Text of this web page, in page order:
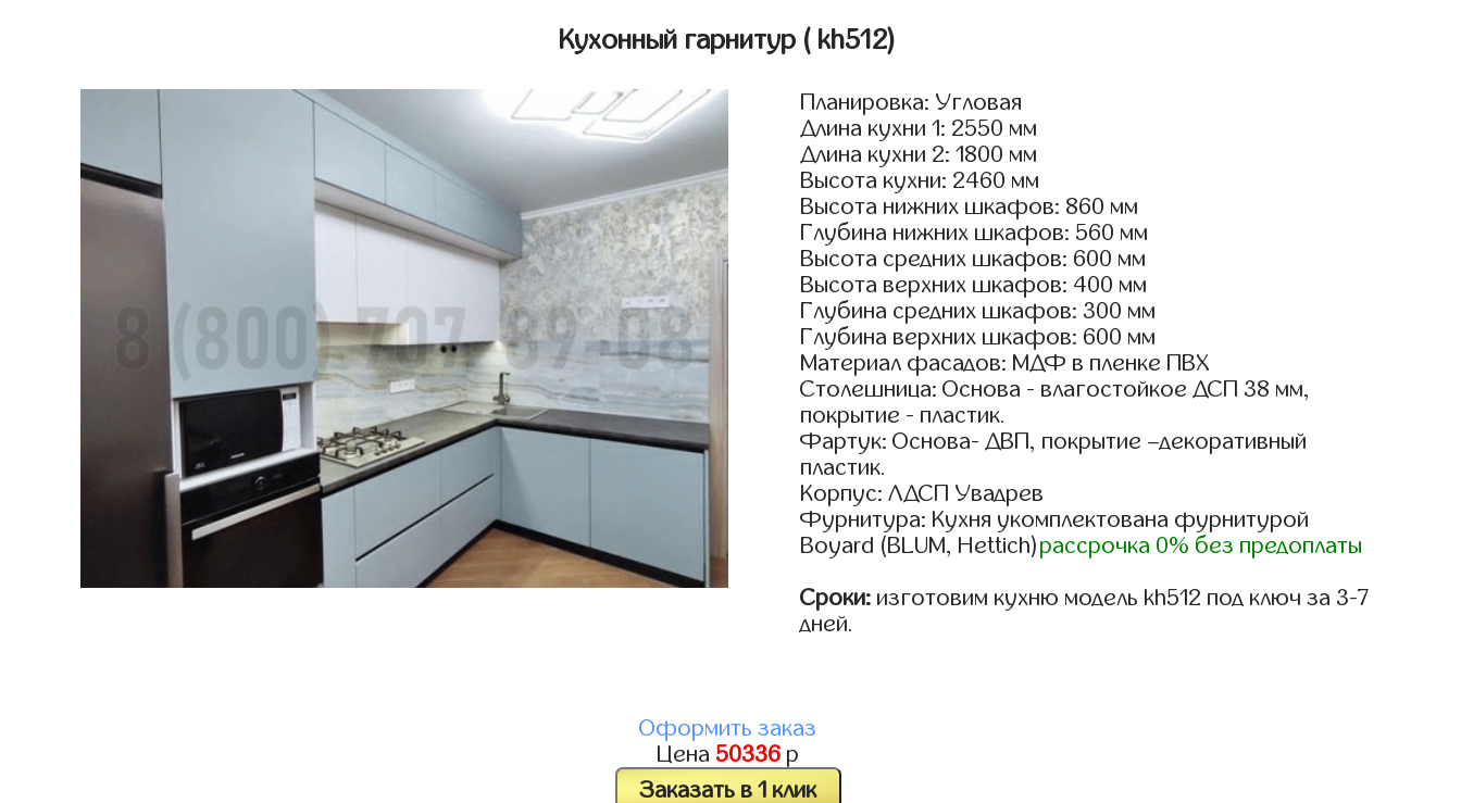
Кухонный гарнитур ( kh512)
Планировка: Угловая
Длина кухни 1: 2550 мм
Длина кухни 2: 1800 мм
Высота кухни: 2460 мм
Высота нижних шкафов: 860 мм
Глубина нижних шкафов: 560 мм
Высота средних шкафов: 600 мм
Высота верхних шкафов: 400 мм
Глубина средних шкафов: 300 мм
Глубина верхних шкафов: 600 мм
Материал фасадов: МДФ в пленке ПВХ
Столешница: Основа - влагостойкое ДСП 38 мм,
покрытие - пластик.
Фартук: Основа- ДВП, покрытие –декоративный
пластик.
Корпус: ЛДСП Увадрев
Фурнитура: Кухня укомплектована фурнитурой
Boyard (BLUM, Hettich)рассрочка 0% без предоплаты
Сроки: изготовим кухню модель kh512 под ключ за 3-7
дней.
Оформить заказ
Цена 50336 р
Заказать в 1 клик